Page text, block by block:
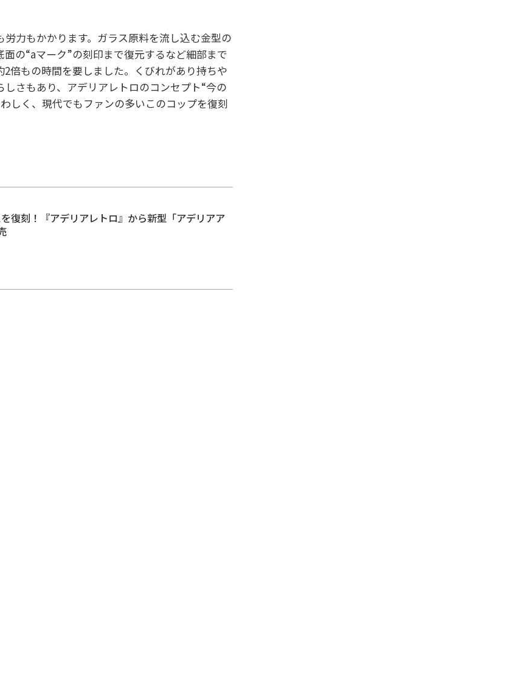
力もかかります。ガラス原料を流し込む金型の
の“aマーク”の刻印まで復元するなど細部まで
倍もの時間を要しました。くびれがあり持ちや
さもあり、アデリアレトロのコンセプト“今の
しく、現代でもファンの多いこのコップを復刻
復刻！『アデリアレトロ』から新型「アデリアア